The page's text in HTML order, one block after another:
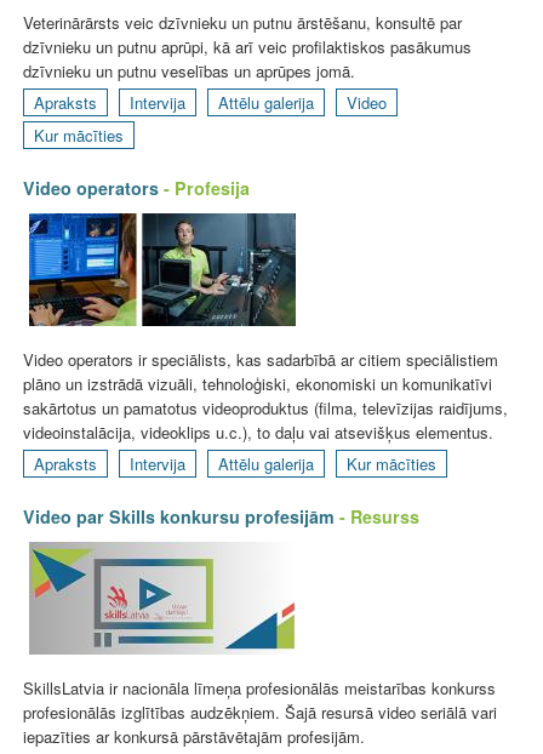
Veterinārārsts veic dzīvnieku un putnu ārstēšanu, konsultē par
dzīvnieku un putnu aprūpi, kā arī veic profilaktiskos pasākumus
dzīvnieku un putnu veselības un aprūpes jomā.
Apraksts
Intervija Attēlu galerija
Video
Kur mācīties
Video operators - Profesija
Video operators ir speciālists, kas sadarbībā ar citiem speciālistiem
plāno un izstrādā vizuāli, tehnoloģiski, ekonomiski un komunikatīvi
sakārtotus un pamatotus videoproduktus (filma, televīzijas raidījums,
videoinstalācija, videoklips u.c.), to daļu vai atsevišķus elementus.
Apraksts
Intervija Attēlu galerija Kur mācīties
Video par Skills konkursu profesijām - Resurss
SkillsLatvia ir nacionāla līmeņa profesionālās meistarības konkurss
profesionālās izglītības audzēkņiem. Šajā resursā video seriālā vari
iepazīties ar konkursā pārstāvētajām profesijām.